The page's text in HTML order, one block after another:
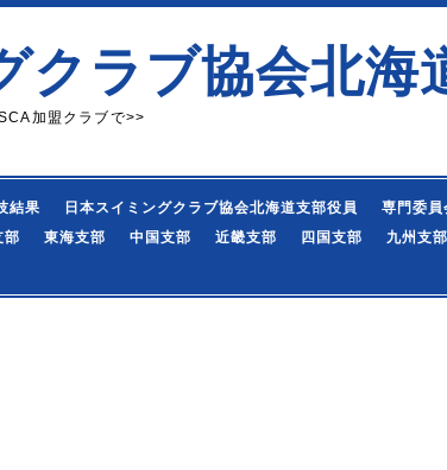
クラブ協会北海
加盟クラブで>>
結果 日本スイミングクラブ協会北海道支部役員 専門委員
部 東海支部 中国支部 近畿支部 四国支部 九州支部